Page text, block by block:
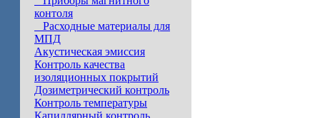
контоля
Расходные материалы для
МПД
Акустическая эмиссия
Контроль качества
изоляционных покрытий
Дозиметрический контроль
Контроль температуры
Капиллярный контроль